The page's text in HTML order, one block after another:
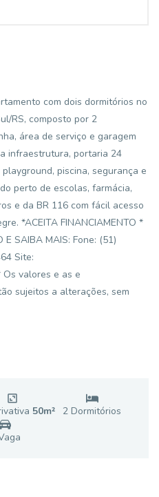
com dois dormitórios no
RS, composto por 2
área de serviço e garagem
infraestrutura, portaria 24
piscina, segurança e
perto de escolas, farmácia,
e da BR 116 com fácil acesso
*ACEITA FINANCIAMENTO *
E SAIBA MAIS: Fone: (51)
Site:
valores e as e
sujeitos a alterações, sem
50m² 2 Dormitórios